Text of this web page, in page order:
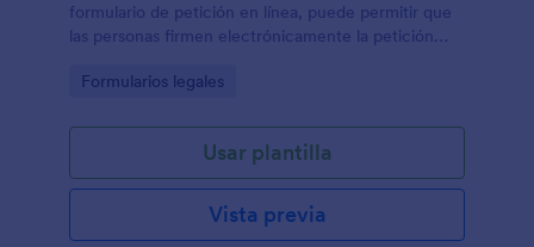
formulario de petición en línea, puede permitir que
las personas firmen electrónicamente la petición
puede utilizar informes HTML para insertar las firmas
esta plantilla de petición en línea y permita que otras
personas firmen y se unan a su petición con
facilidad!
Go to Category:
Formularios legales
Usar plantilla
Vista previa